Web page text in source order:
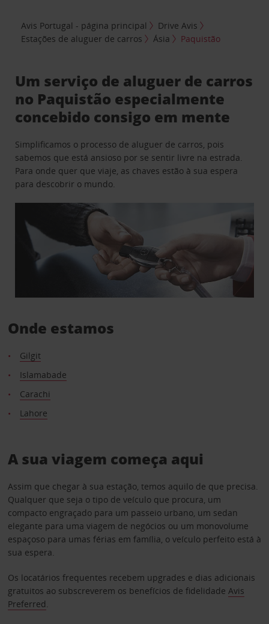
Avis Portugal - página principal
Drive Avis
Estações de aluguer de carros
Ásia Paquistão
Um serviço de aluguer de carros
no Paquistão especialmente
concebido consigo em mente
Simplificamos o processo de aluguer de carros, pois
sabemos que está ansioso por se sentir livre na estrada.
Para onde quer que viaje, as chaves estão à sua espera
para descobrir o mundo.
Onde estamos
Gilgit
Islamabade
Carachi
Lahore
A sua viagem começa aqui
Assim que chegar à sua estação, temos aquilo de que precisa.
Qualquer que seja o tipo de veículo que procura, um
compacto engraçado para um passeio urbano, um sedan
elegante para uma viagem de negócios ou um monovolume
espaçoso para umas férias em família, o veículo perfeito está à
sua espera.
Os locatários frequentes recebem upgrades e dias adicionais
gratuitos ao subscreverem os benefícios de fidelidade Avis
Preferred.